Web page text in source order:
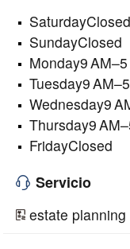
SaturdayClosed
SundayClosed
Monday9 AM–5
Tuesday9
Wednesday9
Thursday9
FridayClosed
Servicio
estate